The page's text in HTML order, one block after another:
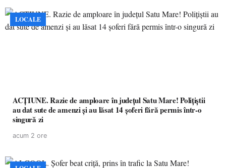
LOCALE
ACȚIUNE. Razie de amploare în județul Satu Mare! Polițiștii
au dat sute de amenzi și au lăsat 14 șoferi fără permis într-o
singură zi
acum 2 ore